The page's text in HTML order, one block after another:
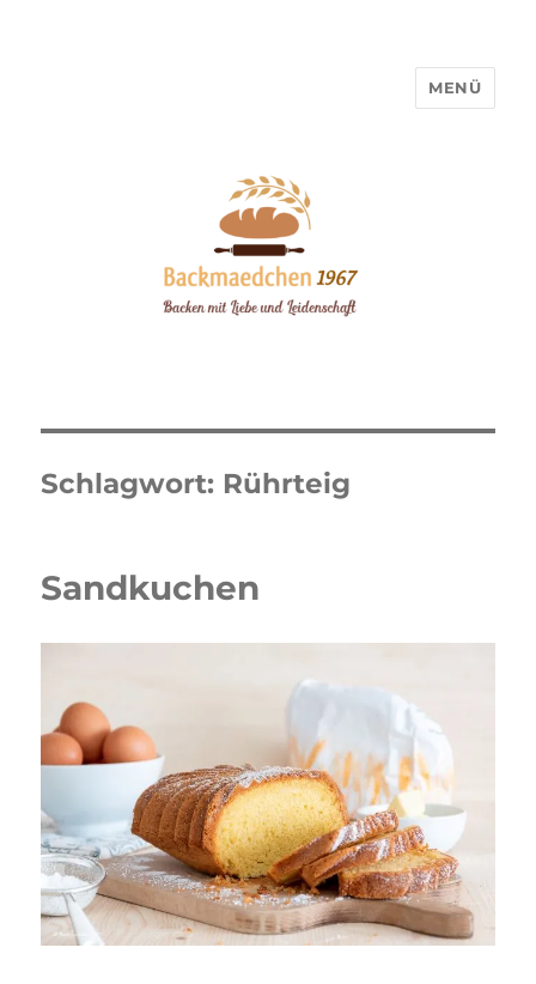
MENÜ
Schlagwort: Rührteig
Sandkuchen